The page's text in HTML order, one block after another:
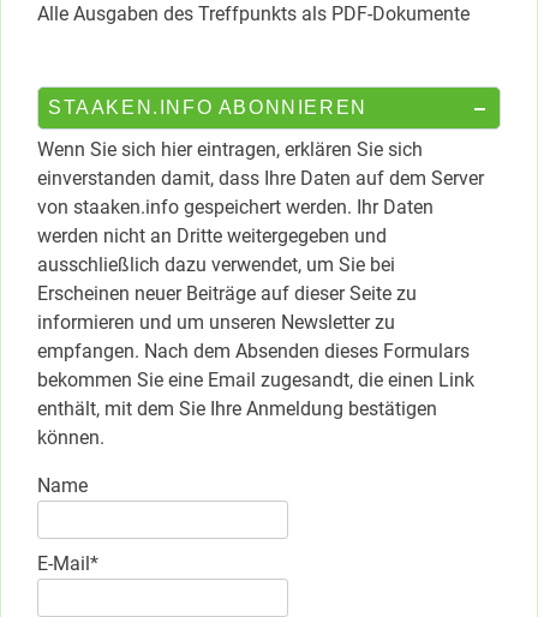
Alle Ausgaben des Treffpunkts als PDF-Dokumente
STAAKEN.INFO ABONNIEREN
Wenn Sie sich hier eintragen, erklären Sie sich
einverstanden damit, dass Ihre Daten auf dem Server
von staaken.info gespeichert werden. Ihr Daten
werden nicht an Dritte weitergegeben und
ausschließlich dazu verwendet, um Sie bei
Erscheinen neuer Beiträge auf dieser Seite zu
informieren und um unseren Newsletter zu
empfangen. Nach dem Absenden dieses Formulars
bekommen Sie eine Email zugesandt, die einen Link
enthält, mit dem Sie Ihre Anmeldung bestätigen
können.
Name
E-Mail*